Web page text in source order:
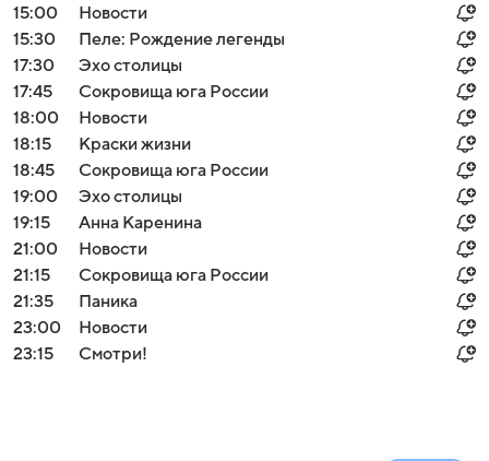
15:00
Новости
15:30
Пеле: Рождение легенды
17:30
Эхо столицы
17:45
Сокровища юга России
18:00
Новости
18:15
Краски жизни
18:45
Сокровища юга России
19:00
Эхо столицы
19:15
Анна Каренина
21:00
Новости
21:15
Сокровища юга России
21:35
Паника
23:00
Новости
23:15
Смотри!